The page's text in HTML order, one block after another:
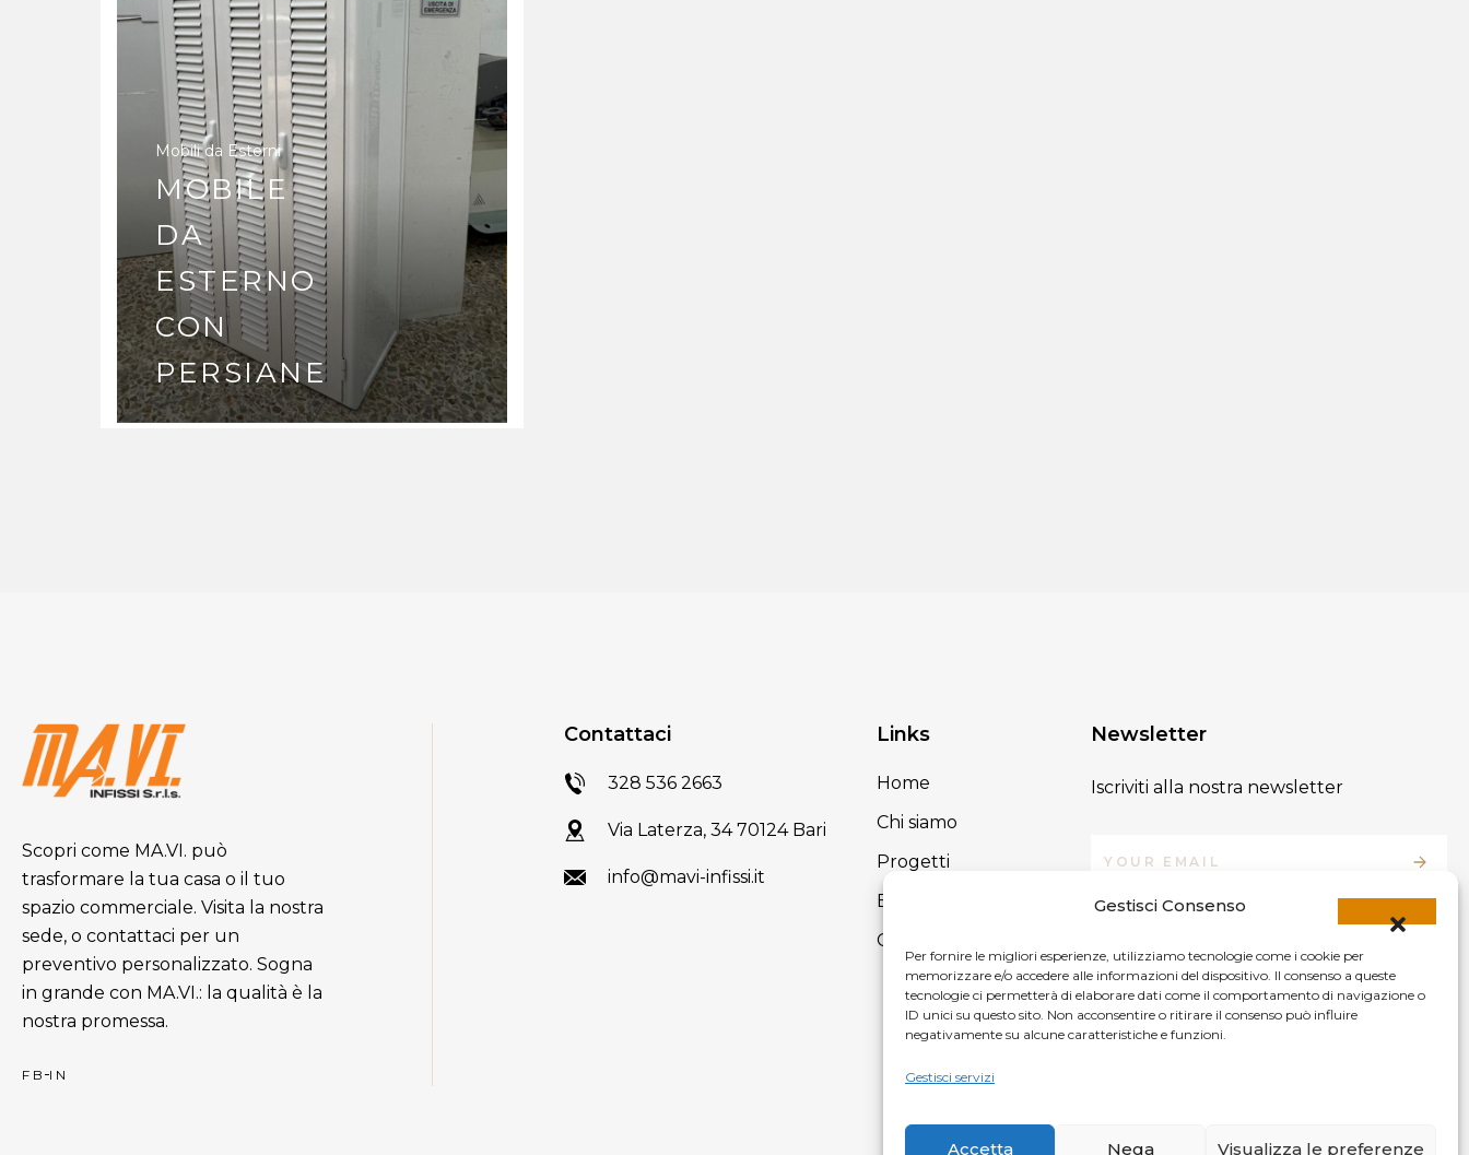
Gestisci Consenso
Per fornire le migliori esperienze, utilizziamo tecnologie come i cookie per
memorizzare e/o accedere alle informazioni del dispositivo. Il consenso a queste
tecnologie ci permetterà di elaborare dati come il comportamento di navigazione o
ID unici su questo sito. Non acconsentire o ritirare il consenso può influire
negativamente su alcune caratteristiche e funzioni.
Gestisci servizi
Accetta Nega Visualizza le preferenze
Mobili da Esterni
MOBILE
DA
ESTERNO
CON
PERSIANE
Scopri come MA.VI. può
trasformare la tua casa o il tuo
spazio commerciale. Visita la nostra
sede, o contattaci per un
preventivo personalizzato. Sogna
in grande con MA.VI.: la qualità è la
nostra promessa.
FB IN
Contattaci
328 536 2663
Via Laterza, 34 70124 Bari
info@mavi-infissi.it
Links
Home
Chi siamo
Progetti
Blog
Contatti
Newsletter
Iscriviti alla nostra newsletter
By providing your email address, you agree to our
Terms & Conditions.